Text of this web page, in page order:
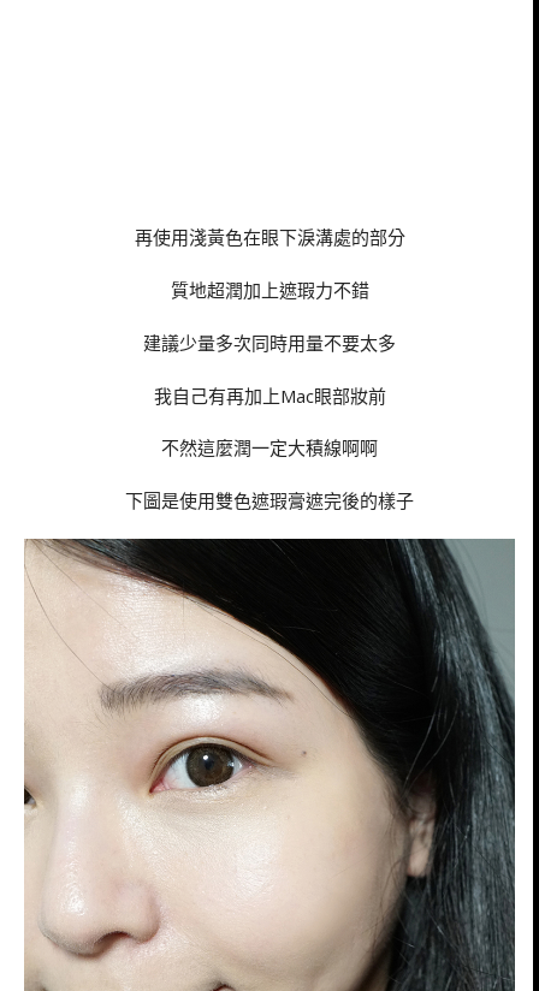
再使用淺黃色在眼下淚溝處的部分
質地超潤加上遮瑕力不錯
建議少量多次同時用量不要太多
我自己有再加上Mac眼部妝前
不然這麼潤一定大積線啊啊
下圖是使用雙色遮瑕膏遮完後的樣子